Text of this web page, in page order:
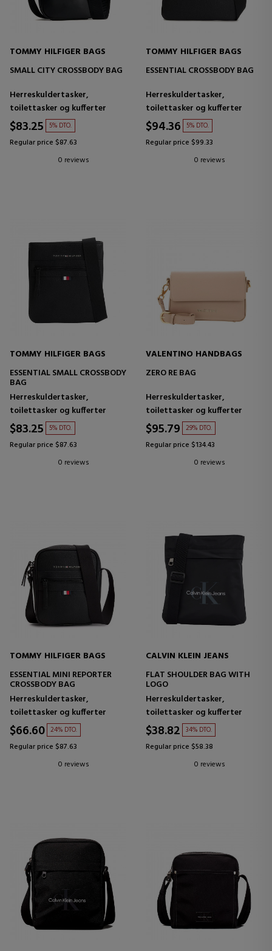
TOMMY HILFIGER BAGS
SMALL CITY CROSSBODY BAG
Herreskuldertasker,
toilettasker og kufferter
$83.25 5% DTO.
Regular price $87.63
0 reviews
TOMMY HILFIGER BAGS
ESSENTIAL CROSSBODY BAG
Herreskuldertasker,
toilettasker og kufferter
$94.36 5% DTO.
Regular price $99.33
0 reviews
TOMMY HILFIGER BAGS
ESSENTIAL SMALL CROSSBODY
BAG
Herreskuldertasker,
toilettasker og kufferter
$83.25 5% DTO.
Regular price $87.63
0 reviews
VALENTINO HANDBAGS
ZERO RE BAG
Herreskuldertasker,
toilettasker og kufferter
$95.79 29% DTO.
Regular price $134.43
0 reviews
TOMMY HILFIGER BAGS
ESSENTIAL MINI REPORTER
CROSSBODY BAG
Herreskuldertasker,
toilettasker og kufferter
$66.60 24% DTO.
Regular price $87.63
0 reviews
CALVIN KLEIN JEANS
FLAT SHOULDER BAG WITH
LOGO
Herreskuldertasker,
toilettasker og kufferter
$38.82 34% DTO.
Regular price $58.38
0 reviews